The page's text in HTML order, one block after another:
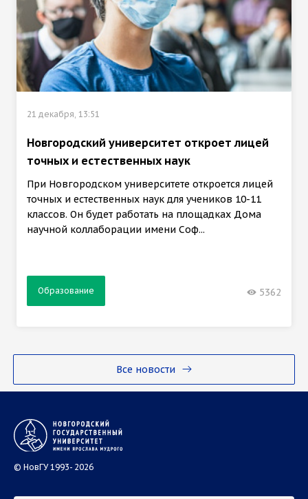
Все новости
21 декабря, 13:51
Новгородский университет откроет лицей
точных и естественных наук
При Новгородском университете откроется лицей
точных и естественных наук для учеников 10-11
классов. Он будет работать на площадках Дома
научной коллаборации имени Соф...
Образование 5362
© НовГУ 1993- 2026